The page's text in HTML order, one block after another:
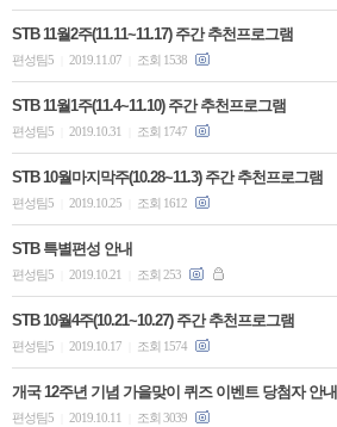
STB 11월2주(11.11~11.17) 주간 추천프로그램
편성팀5 2019.11.07 조회 1538
STB 11월1주(11.4~11.10) 주간 추천프로그램
편성팀5 2019.10.31 조회 1747
STB 10월마지막주(10.28~11.3) 주간 추천프로그램
편성팀5 2019.10.25 조회 1612
STB 특별편성 안내
편성팀5 2019.10.21 조회 253
STB 10월4주(10.21~10.27) 주간 추천프로그램
편성팀5 2019.10.17 조회 1574
개국 12주년 기념 가을맞이 퀴즈 이벤트 당첨자 안내
편성팀5 2019.10.11 조회 3039